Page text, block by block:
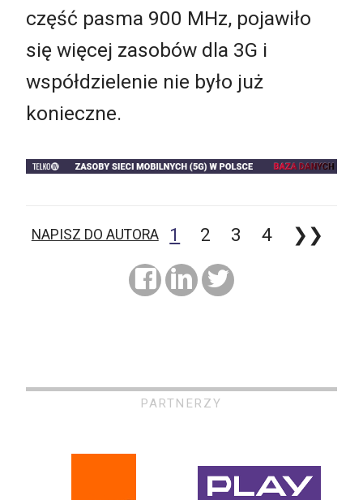
część pasma 900 MHz, pojawiło
się więcej zasobów dla 3G i
współdzielenie nie było już
konieczne.
NAPISZ DO AUTORA 1 2 3 4 ❯❯
PARTNERZY